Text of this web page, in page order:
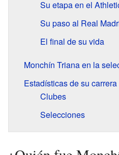
Su etapa en el
Su paso al Real
El final de su vida
Monchín Triana en la
Estadísticas de su carrera
Clubes
Selecciones